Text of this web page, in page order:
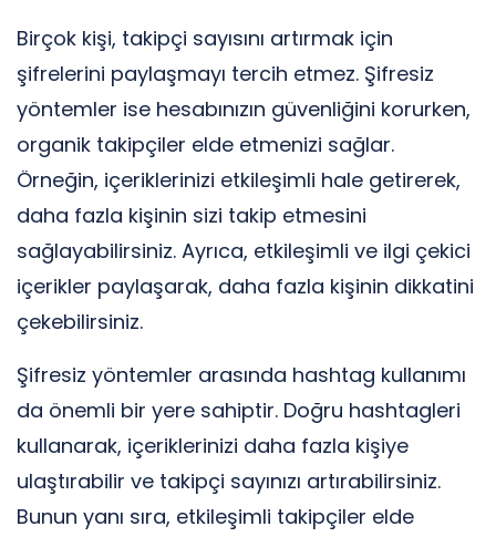
Birçok kişi, takipçi sayısını artırmak için
şifrelerini paylaşmayı tercih etmez. Şifresiz
yöntemler ise hesabınızın güvenliğini korurken,
organik takipçiler elde etmenizi sağlar.
Örneğin, içeriklerinizi etkileşimli hale getirerek,
daha fazla kişinin sizi takip etmesini
sağlayabilirsiniz. Ayrıca, etkileşimli ve ilgi çekici
içerikler paylaşarak, daha fazla kişinin dikkatini
çekebilirsiniz.
Şifresiz yöntemler arasında hashtag kullanımı
da önemli bir yere sahiptir. Doğru hashtagleri
kullanarak, içeriklerinizi daha fazla kişiye
ulaştırabilir ve takipçi sayınızı artırabilirsiniz.
Bunun yanı sıra, etkileşimli takipçiler elde